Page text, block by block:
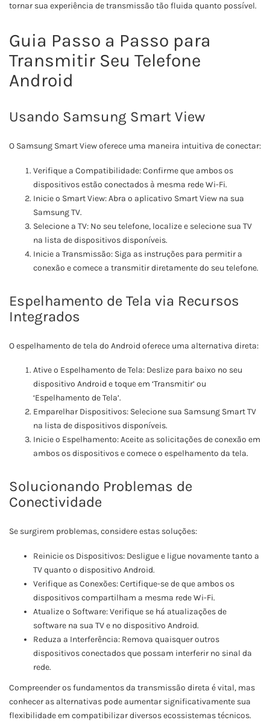
tornar sua experiência de transmissão tão fluida quanto possível.
Guia Passo a Passo para
Transmitir Seu Telefone
Android
Usando Samsung Smart View
O Samsung Smart View oferece uma maneira intuitiva de conectar:
Verifique a Compatibilidade: Confirme que ambos os
dispositivos estão conectados à mesma rede Wi-Fi.
Inicie o Smart View: Abra o aplicativo Smart View na sua
Samsung TV.
Selecione a TV: No seu telefone, localize e selecione sua TV
na lista de dispositivos disponíveis.
Inicie a Transmissão: Siga as instruções para permitir a
conexão e comece a transmitir diretamente do seu telefone.
Espelhamento de Tela via Recursos
Integrados
O espelhamento de tela do Android oferece uma alternativa direta:
Ative o Espelhamento de Tela: Deslize para baixo no seu
dispositivo Android e toque em ‘Transmitir’ ou
‘Espelhamento de Tela’.
Emparelhar Dispositivos: Selecione sua Samsung Smart TV
na lista de dispositivos disponíveis.
Inicie o Espelhamento: Aceite as solicitações de conexão em
ambos os dispositivos e comece o espelhamento da tela.
Solucionando Problemas de
Conectividade
Se surgirem problemas, considere estas soluções:
Reinicie os Dispositivos: Desligue e ligue novamente tanto a
TV quanto o dispositivo Android.
Verifique as Conexões: Certifique-se de que ambos os
dispositivos compartilham a mesma rede Wi-Fi.
Atualize o Software: Verifique se há atualizações de
software na sua TV e no dispositivo Android.
Reduza a Interferência: Remova quaisquer outros
dispositivos conectados que possam interferir no sinal da
rede.
Compreender os fundamentos da transmissão direta é vital, mas
conhecer as alternativas pode aumentar significativamente sua
flexibilidade em compatibilizar diversos ecossistemas técnicos.